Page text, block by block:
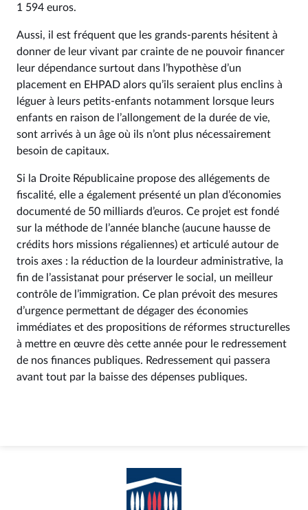
1 594 euros.
Aussi, il est fréquent que les grands-parents hésitent à
donner de leur vivant par crainte de ne pouvoir financer
leur dépendance surtout dans l’hypothèse d’un
placement en EHPAD alors qu’ils seraient plus enclins à
léguer à leurs petits-enfants notamment lorsque leurs
enfants en raison de l’allongement de la durée de vie,
sont arrivés à un âge où ils n’ont plus nécessairement
besoin de capitaux.
Si la Droite Républicaine propose des allégements de
fiscalité, elle a également présenté un plan d’économies
documenté de 50 milliards d’euros. Ce projet est fondé
sur la méthode de l’année blanche (aucune hausse de
crédits hors missions régaliennes) et articulé autour de
trois axes : la réduction de la lourdeur administrative, la
fin de l’assistanat pour préserver le social, un meilleur
contrôle de l’immigration. Ce plan prévoit des mesures
d’urgence permettant de dégager des économies
immédiates et des propositions de réformes structurelles
à mettre en œuvre dès cette année pour le redressement
de nos finances publiques. Redressement qui passera
avant tout par la baisse des dépenses publiques.